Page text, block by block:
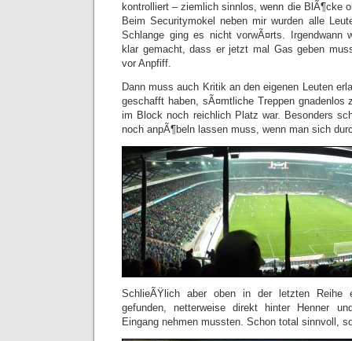
kontrolliert – ziemlich sinnlos, wenn die BlÃ¶cke
Beim Securitymokel neben mir wurden alle
Schlange ging es nicht vorwÃ¤rts. Irgendwann
klar gemacht, dass er jetzt mal Gas geben
vor Anpfiff.
Dann muss auch Kritik an den eigenen Leuten
geschafft haben, sÃ¤mtliche Treppen gnadenlos
im Block noch reichlich Platz war. Besonders
noch anpÃ¶beln lassen muss, wenn man sich
SchlieÃŸlich aber oben in der letzten Reihe
gefunden, netterweise direkt hinter Henner
Eingang nehmen mussten. Schon total sinnvoll,